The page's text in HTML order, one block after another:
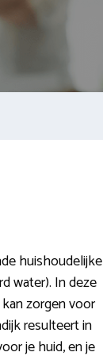
huishoudelijke
water). In deze
zorgen voor
resulteert in
je huid, en je